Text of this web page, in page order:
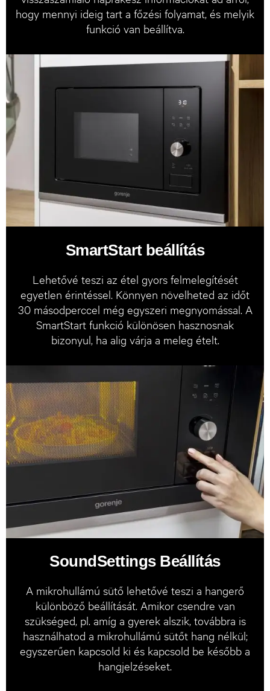
hogy mennyi ideig tart a főzési folyamat, és melyik
funkció van beállítva.
SmartStart beállítás
Lehetővé teszi az étel gyors felmelegítését
egyetlen érintéssel. Könnyen növelheted az időt
30 másodperccel még egyszeri megnyomással. A
SmartStart funkció különösen hasznosnak
bizonyul, ha alig várja a meleg ételt.
SoundSettings Beállítás
A mikrohullámú sütő lehetővé teszi a hangerő
különböző beállítását. Amikor csendre van
szükséged, pl. amíg a gyerek alszik, továbbra is
használhatod a mikrohullámú sütőt hang nélkül;
egyszerűen kapcsold ki és kapcsold be később a
hangjelzéseket.